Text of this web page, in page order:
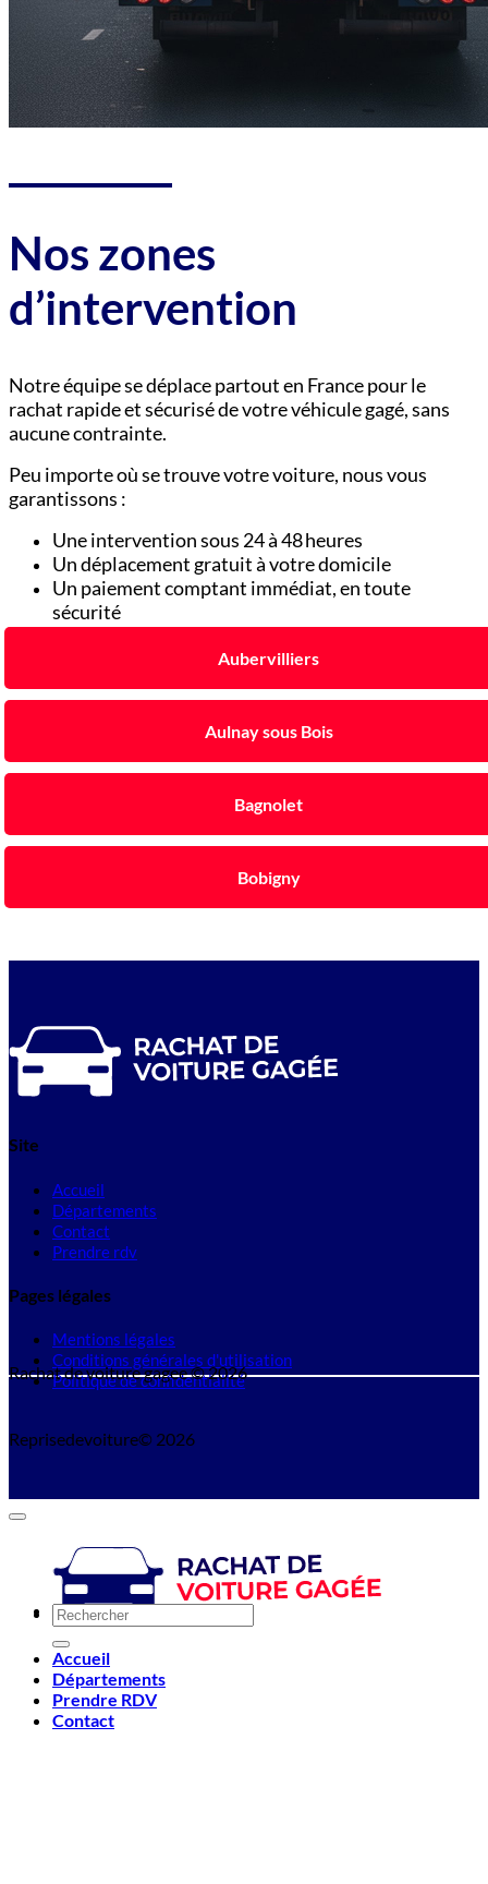
Nos zones
d’intervention
Notre équipe se déplace partout en France pour le
rachat rapide et sécurisé de votre véhicule gagé, sans
aucune contrainte.
Peu importe où se trouve votre voiture, nous vous
garantissons :
Une intervention sous 24 à 48 heures
Un déplacement gratuit à votre domicile
Un paiement comptant immédiat, en toute
sécurité
Aubervilliers
Aulnay sous Bois
Bagnolet
Bobigny
Site
Accueil
Départements
Contact
Prendre rdv
Pages légales
Mentions légales
Conditions générales d'utilisation
Politique de confidentialité
Rachat de voiture gagee © 2026
Reprisedevoiture© 2026
Accueil
Départements
Prendre RDV
Contact